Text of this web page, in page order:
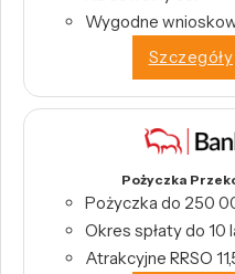
Wygodne
Szczegóły
Pożyczka
Pożyczka do 250
Okres spłaty do 10
Atrakcyjne RRSO